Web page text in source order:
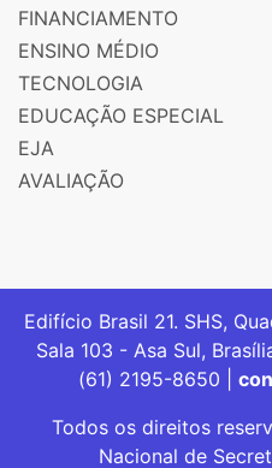
FINANCIAMENTO
ENSINO MÉDIO
TECNOLOGIA
EDUCAÇÃO ESPECIAL
EJA
AVALIAÇÃO
Edifício Brasil 21. SHS,
Sala 103 - Asa Sul,
(61) 2195-8650 |
Todos os direitos
Nacional de